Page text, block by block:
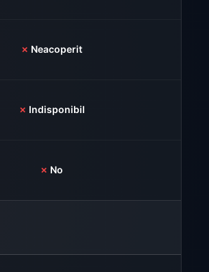
✗ Neacoperit
✗ Indisponibil
✗ No